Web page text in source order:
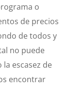
o
de precios
de todos y
no puede
escasez de
encontrar